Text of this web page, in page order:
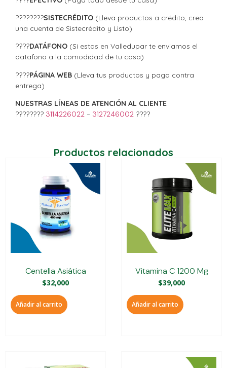
????????SISTECRÉDITO (Lleva productos a crédito, crea
una cuenta de Sistecrédito y Listo)
????DATÁFONO (Si estas en Valledupar te enviamos el
datafono a la comodidad de tu casa)
????PÁGINA WEB (Lleva tus productos y paga contra
entrega)
NUESTRAS LÍNEAS DE ATENCIÓN AL CLIENTE
???????? 3114226022 – 3127246002 ????
Productos relacionados
Centella Asiática
$32,000
Añadir al carrito
Vitamina C 1200 Mg
$39,000
Añadir al carrito